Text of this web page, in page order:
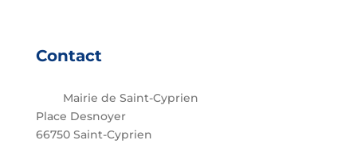
Contact
Mairie de Saint-Cyprien
Place Desnoyer
66750 Saint-Cyprien